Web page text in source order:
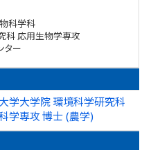
科学科
科 応用生物学専攻
ター
学大学院 環境科学研究科
学専攻 博士 (農学)